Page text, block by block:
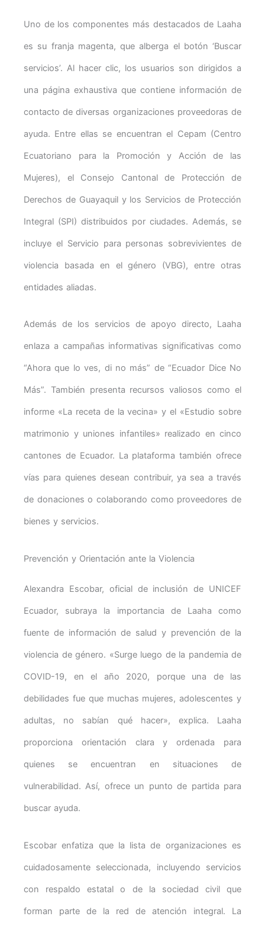
Uno de los componentes más destacados de Laaha
es su franja magenta, que alberga el botón ‘Buscar
servicios’. Al hacer clic, los usuarios son dirigidos a
una página exhaustiva que contiene información de
contacto de diversas organizaciones proveedoras de
ayuda. Entre ellas se encuentran el Cepam (Centro
Ecuatoriano para la Promoción y Acción de las
Mujeres), el Consejo Cantonal de Protección de
Derechos de Guayaquil y los Servicios de Protección
Integral (SPI) distribuidos por ciudades. Además, se
incluye el Servicio para personas sobrevivientes de
violencia basada en el género (VBG), entre otras
entidades aliadas.
Además de los servicios de apoyo directo, Laaha
enlaza a campañas informativas significativas como
“Ahora que lo ves, di no más” de “Ecuador Dice No
Más”. También presenta recursos valiosos como el
informe «La receta de la vecina» y el «Estudio sobre
matrimonio y uniones infantiles» realizado en cinco
cantones de Ecuador. La plataforma también ofrece
vías para quienes desean contribuir, ya sea a través
de donaciones o colaborando como proveedores de
bienes y servicios.
Prevención y Orientación ante la Violencia
Alexandra Escobar, oficial de inclusión de UNICEF
Ecuador, subraya la importancia de Laaha como
fuente de información de salud y prevención de la
violencia de género. «Surge luego de la pandemia de
COVID-19, en el año 2020, porque una de las
debilidades fue que muchas mujeres, adolescentes y
adultas, no sabían qué hacer», explica. Laaha
proporciona orientación clara y ordenada para
quienes se encuentran en situaciones de
vulnerabilidad. Así, ofrece un punto de partida para
buscar ayuda.
Escobar enfatiza que la lista de organizaciones es
cuidadosamente seleccionada, incluyendo servicios
con respaldo estatal o de la sociedad civil que
forman parte de la red de atención integral. La